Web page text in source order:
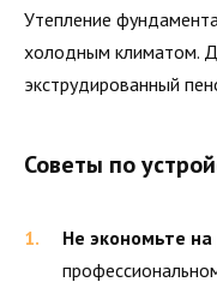
Утепление
холодным климатом.
экструдированный
Советы по
Не экономьте на